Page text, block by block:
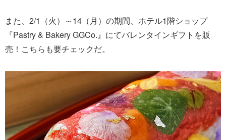
また、2/1（火）～14（月）の期間、ホテル1階ショップ
『Pastry & Bakery GGCo.』にてバレンタインギフトを販
売！こちらも要チェックだ。